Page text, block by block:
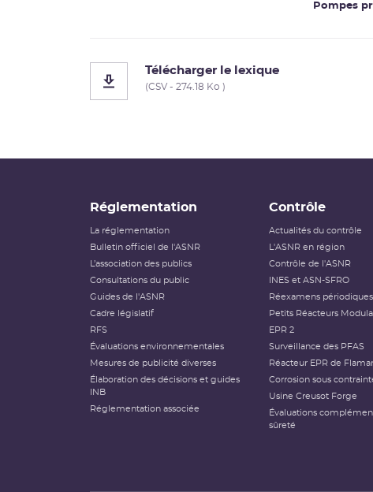
Pompes
Télécharger le lexique
(CSV - 274.18 Ko )
Réglementation
La réglementation
Bulletin officiel de l'ASNR
L’association des publics
Consultations du public
Guides de l'ASNR
Cadre législatif
RFS
Évaluations environnementales
Mesures de publicité diverses
Élaboration des décisions et guides
INB
Réglementation associée
Contrôle
Actualités du contrôle
L'ASNR en région
Contrôle de l'ASNR
INES et ASN-SFRO
Réexamens périodiques
Petits Réacteurs
EPR 2
Surveillance des PFAS
Réacteur EPR de
Corrosion sous
Usine Creusot Forge
Évaluations
sûreté